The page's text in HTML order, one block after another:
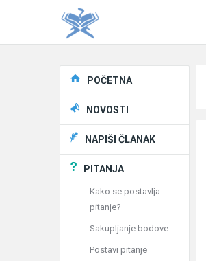
Explore
POČETNA
NOVOSTI
NAPIŠI ČLANAK
PITANJA
Kako se postavlja
pitanje?
Sakupljanje bodove
Postavi pitanje